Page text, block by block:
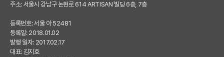
주소: 서울시 강남구 논현로 614 ARTISAN 빌딩 6층, 7층
등록번호: 서울 아 52481
등록일: 2018.01.02
발행 일자: 2017.02.17
대표: 김지호